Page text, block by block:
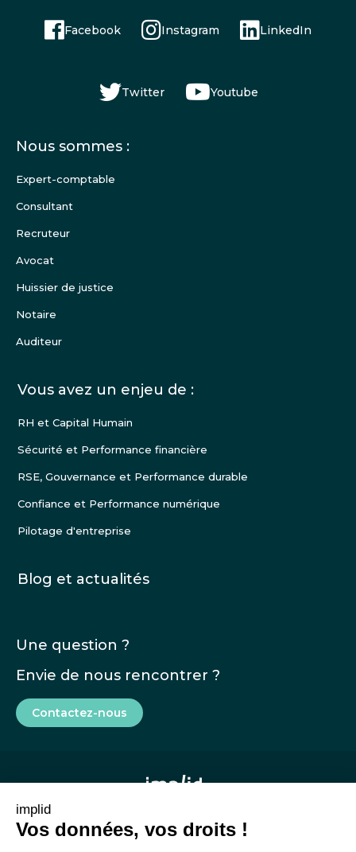
Facebook Instagram LinkedIn
Twitter Youtube
Menu
de
Nous sommes :
Expert-comptable
Consultant
Recruteur
Avocat
Huissier de justice
Notaire
Auditeur
Vous avez un enjeu de :
RH et Capital Humain
Sécurité et Performance financière
RSE, Gouvernance et Performance durable
Confiance et Performance numérique
Pilotage d'entreprise
Blog et actualités
Une question ?
Envie de nous rencontrer ?
Contactez-nous
Mentions légales
implid
Vos données, vos droits !